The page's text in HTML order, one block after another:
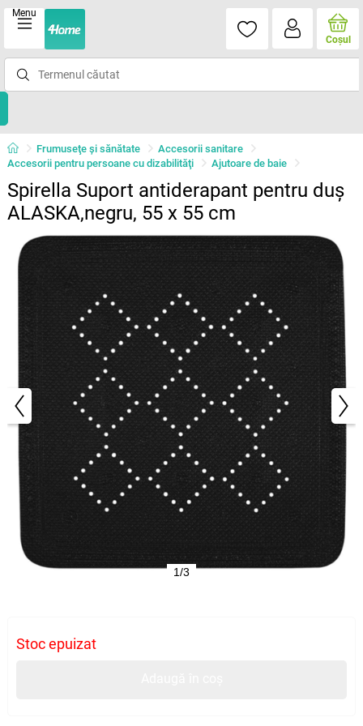
Menu
Coşul
Frumuseţe şi sănătate
Accesorii sanitare
Accesorii pentru persoane cu dizabilităţi
Ajutoare de baie
Spirella Suport antiderapant pentru duș
ALASKA,negru, 55 x 55 cm
1/3
Stoc epuizat